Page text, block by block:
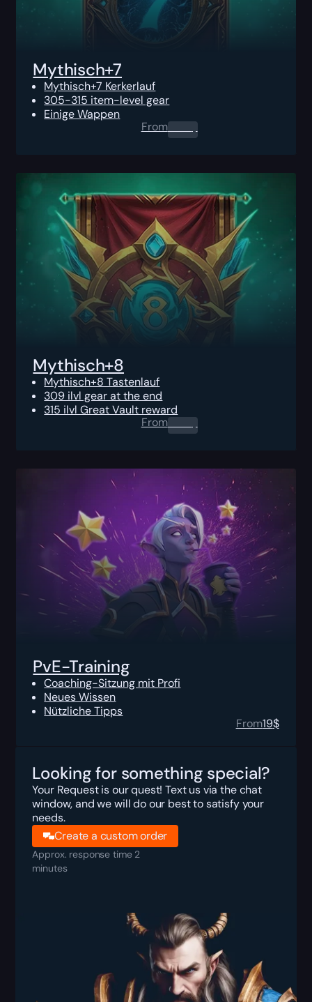
Mythisch+7
Mythisch+7 Kerkerlauf
305-315 item-level gear
Einige Wappen
From0.00$
Mythisch+8
Mythisch+8 Tastenlauf
309 ilvl gear at the end
315 ilvl Great Vault reward
From0.00$
PvE-Training
Coaching-Sitzung mit Profi
Neues Wissen
Nützliche Tipps
From19$
Looking for something special?
Your Request is our quest! Text us via the chat
window, and we will do our best to satisfy your
needs.
Create a custom order
Approx. response time 2
minutes